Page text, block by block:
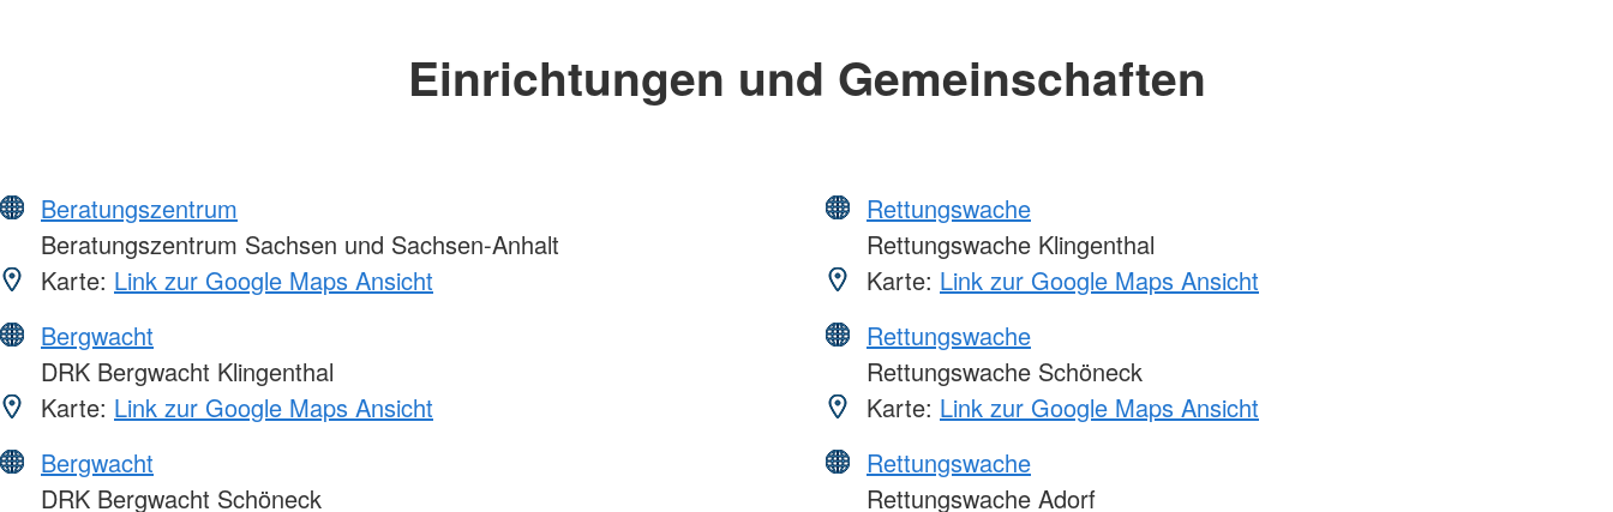
Einrichtungen und Gemeinschaften
Beratungszentrum
Beratungszentrum Sachsen und Sachsen-Anhalt
Karte: Link zur Google Maps Ansicht
Bergwacht
DRK Bergwacht Klingenthal
Karte: Link zur Google Maps Ansicht
Bergwacht
DRK Bergwacht Schöneck
Rettungswache
Rettungswache Klingenthal
Karte: Link zur Google Maps Ansicht
Rettungswache
Rettungswache Schöneck
Karte: Link zur Google Maps Ansicht
Rettungswache
Rettungswache Adorf